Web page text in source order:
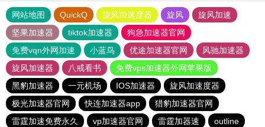
网站地图 QuickQ 旋风加速度器 旋风
旋风加速
坚果加速器
tiktok加速器
狗急加速器官网
免费vqn外网加速
小蓝鸟 优途加速器官网
风驰加速器
旋风加速器
八戒看书
免费vps加速器外网苹果版
黑豹加速器
一元机场 IOS加速器
旋风加速度器
极光加速器官网
快连加速器app
猎豹加速器官网
雷霆加速免费永久
vp加速器官网 雷霆加器速
outline